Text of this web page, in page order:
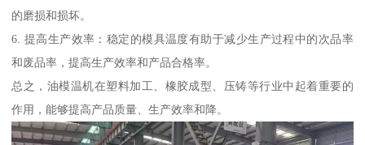
的磨损和损坏。
6. 提高生产效率：稳定的模具温度有助于减少生产过程中的次品率
和废品率，提高生产效率和产品合格率。
总之，油模温机在塑料加工、橡胶成型、压铸等行业中起着重要的
作用，能够提高产品质量、生产效率和降。